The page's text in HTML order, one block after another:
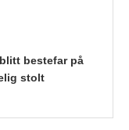
bestefar på
stolt